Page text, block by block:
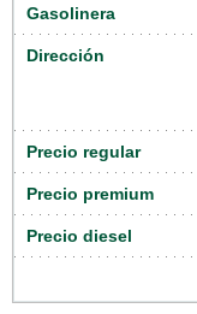
Gasolinera
Dirección
Precio regular
Precio premium
Precio diesel